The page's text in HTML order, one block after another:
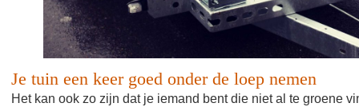
Je tuin een keer goed onder de loep nemen
Het kan ook zo zijn dat je iemand bent die niet al te groene